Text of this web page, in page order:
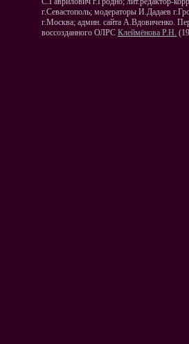
г.Севастополь; модераторы И.Дадаев
г.Москва; админ. сайта А.Вдовиченко.
воссозданного ОЛРС Клеймёнова Р.Н.